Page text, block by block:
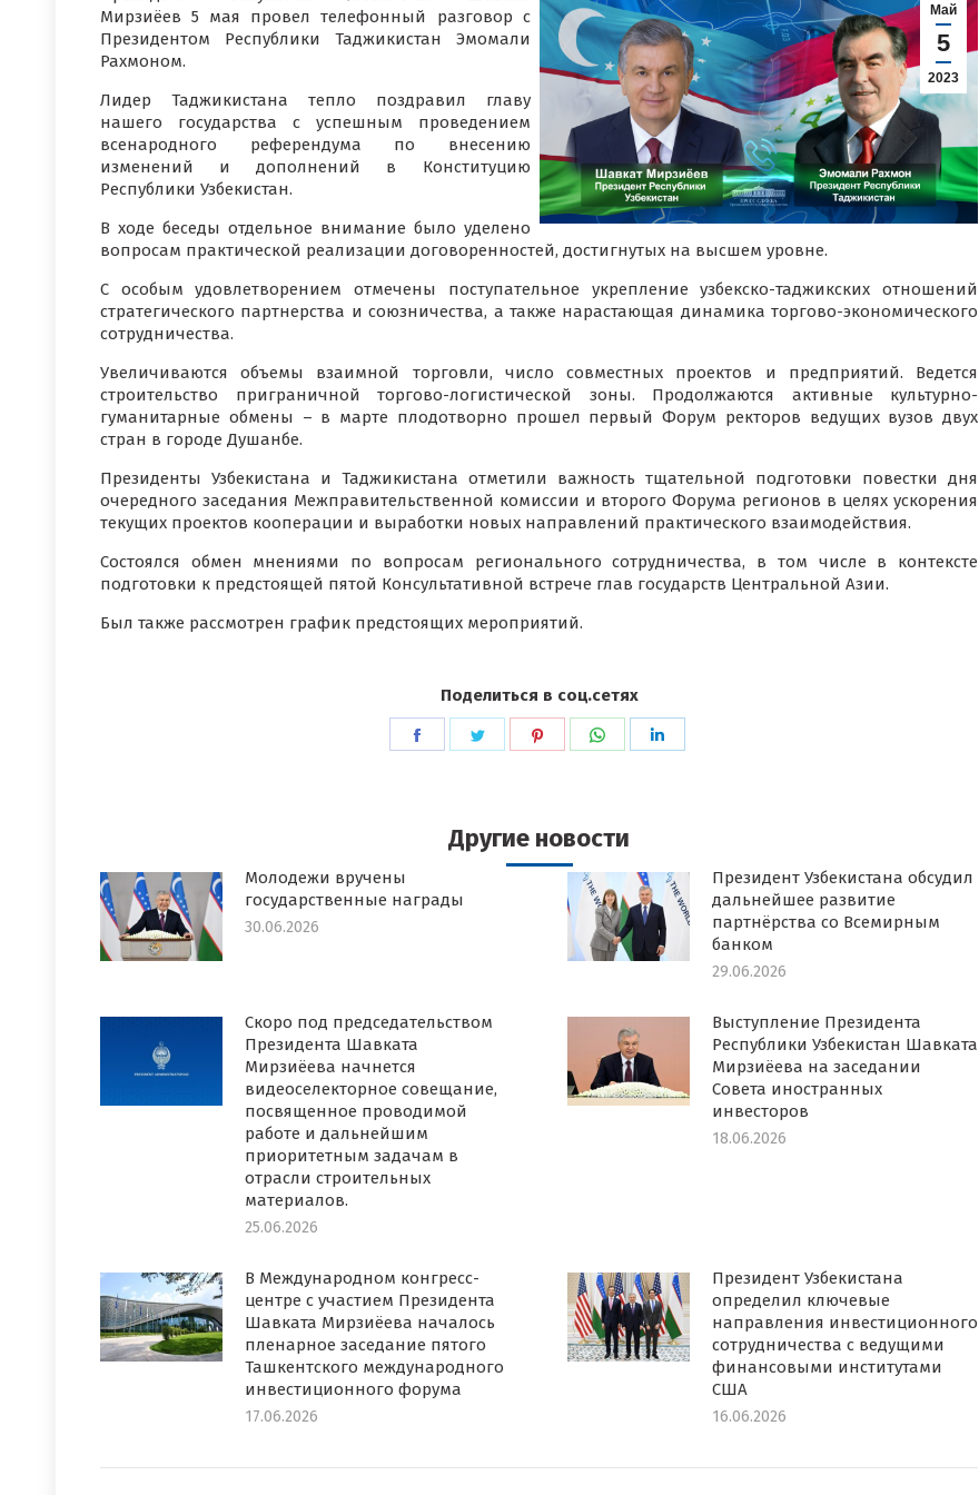
Май
5
2023
Мирзиёев 5 мая провел телефонный разговор с
Президентом Республики Таджикистан Эмомали
Рахмоном.
Лидер Таджикистана тепло поздравил главу
нашего государства с успешным проведением
всенародного референдума по внесению
изменений и дополнений в Конституцию
Республики Узбекистан.
В ходе беседы отдельное внимание было уделено
вопросам практической реализации договоренностей, достигнутых на высшем уровне.
С особым удовлетворением отмечены поступательное укрепление узбекско-таджикских отношений
стратегического партнерства и союзничества, а также нарастающая динамика торгово-экономического
сотрудничества.
Увеличиваются объемы взаимной торговли, число совместных проектов и предприятий. Ведется
строительство приграничной торгово-логистической зоны. Продолжаются активные культурно-
гуманитарные обмены – в марте плодотворно прошел первый Форум ректоров ведущих вузов двух
стран в городе Душанбе.
Президенты Узбекистана и Таджикистана отметили важность тщательной подготовки повестки дня
очередного заседания Межправительственной комиссии и второго Форума регионов в целях ускорения
текущих проектов кооперации и выработки новых направлений практического взаимодействия.
Состоялся обмен мнениями по вопросам регионального сотрудничества, в том числе в контексте
подготовки к предстоящей пятой Консультативной встрече глав государств Центральной Азии.
Был также рассмотрен график предстоящих мероприятий.
Поделиться в соц.сетях
ПоделитьсяПоделитьсяПоделитьсяПоделиться
Другие новости
Молодежи вручены
государственные награды
30.06.2026
Президент Узбекистана обсудил
дальнейшее развитие
партнёрства со Всемирным
банком
29.06.2026
Скоро под председательством
Президента Шавката
Мирзиёева начнется
видеоселекторное совещание,
посвященное проводимой
работе и дальнейшим
приоритетным задачам в
отрасли строительных
материалов.
25.06.2026
Выступление Президента
Республики Узбекистан Шавката
Мирзиёева на заседании
Совета иностранных
инвесторов
18.06.2026
В Международном конгресс-
центре с участием Президента
Шавката Мирзиёева началось
пленарное заседание пятого
Ташкентского международного
инвестиционного форума
17.06.2026
Президент Узбекистана
определил ключевые
направления инвестиционного
сотрудничества с ведущими
финансовыми институтами
США
16.06.2026